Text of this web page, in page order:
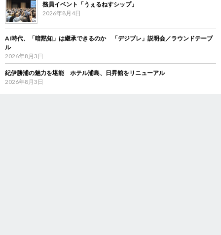
務員イベント「うぇるねすシップ」
2026年8月4日
AI時代、「暗黙知」は継承できるのか 「デジブレ」説明会／ラウンドテーブ
ル
2026年8月3日
紀伊勝浦の魅力を堪能 ホテル浦島、日昇館をリニューアル
2026年8月3日